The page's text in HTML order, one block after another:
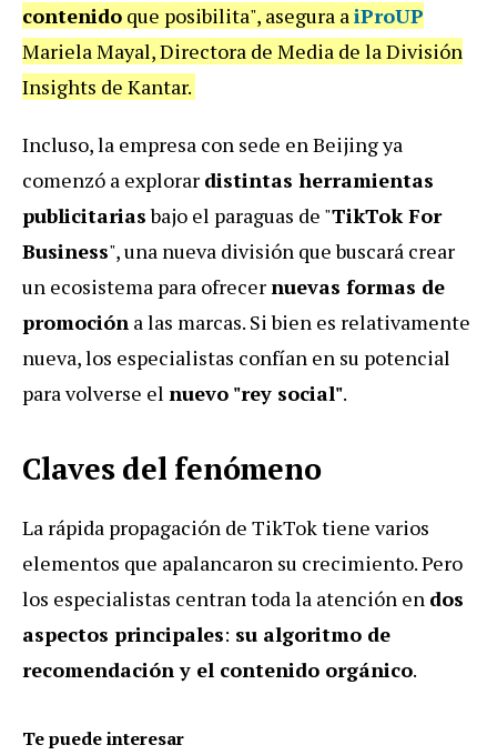
contenido que posibilita", asegura aiProUP
Mariela Mayal, Directora de Media de la División
Insights de Kantar.
Incluso, la empresa con sede en Beijing ya
comenzó a explorar distintas herramientas
publicitariasbajo el paraguas de "TikTok For
Business", una nueva división que buscará crear
un ecosistema para ofrecernuevas formas de
promoción a las marcas. Si bien es relativamente
nueva, los especialistas confían en su potencial
para volverse el nuevo "rey social".
Claves del fenómeno
La rápida propagación de TikTok tiene varios
elementos que apalancaron su crecimiento. Pero
los especialistas centran toda la atención en dos
aspectos principales: su algoritmo de
recomendación y el contenido orgánico.
Te puede interesar